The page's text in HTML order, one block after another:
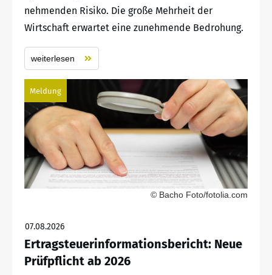
nehmenden Risiko. Die große Mehrheit der
Wirtschaft erwartet eine zunehmende Bedrohung.
weiterlesen
Meldung
© Bacho Foto/fotolia.com
07.08.2026
Ertragsteuerinformationsbericht: Neue
Prüfpflicht ab 2026